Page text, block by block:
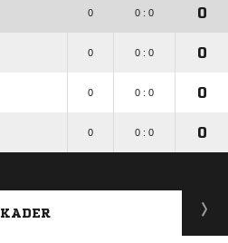
0 0 : 0 0
0 0 : 0 0
0 0 : 0 0
0 0 : 0 0
KADER